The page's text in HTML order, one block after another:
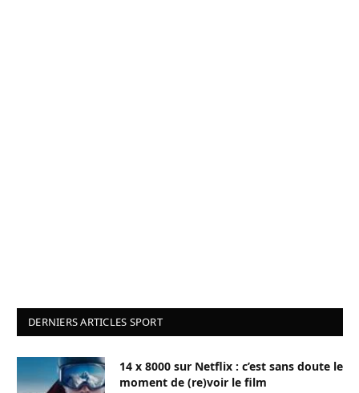
DERNIERS ARTICLES SPORT
14 x 8000 sur Netflix : c’est sans doute le
moment de (re)voir le film